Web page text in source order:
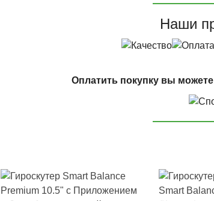
Наши
Оплатить покупку вы